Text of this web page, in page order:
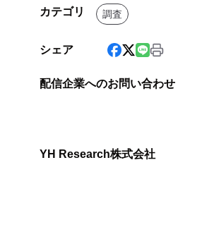
カテゴリ 調査
シェア
配信企業へのお問い合わせ
YH Research株式会社